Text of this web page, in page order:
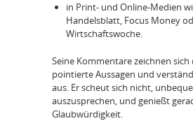
in Print- und Online-Medien
Handelsblatt, Focus Money
Wirtschaftswoche.
Seine Kommentare zeichnen
pointierte Aussagen und
aus. Er scheut sich nicht,
auszusprechen, und genießt
Glaubwürdigkeit.